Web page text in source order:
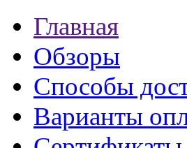
Главная
Обзоры
Способы
Варианты